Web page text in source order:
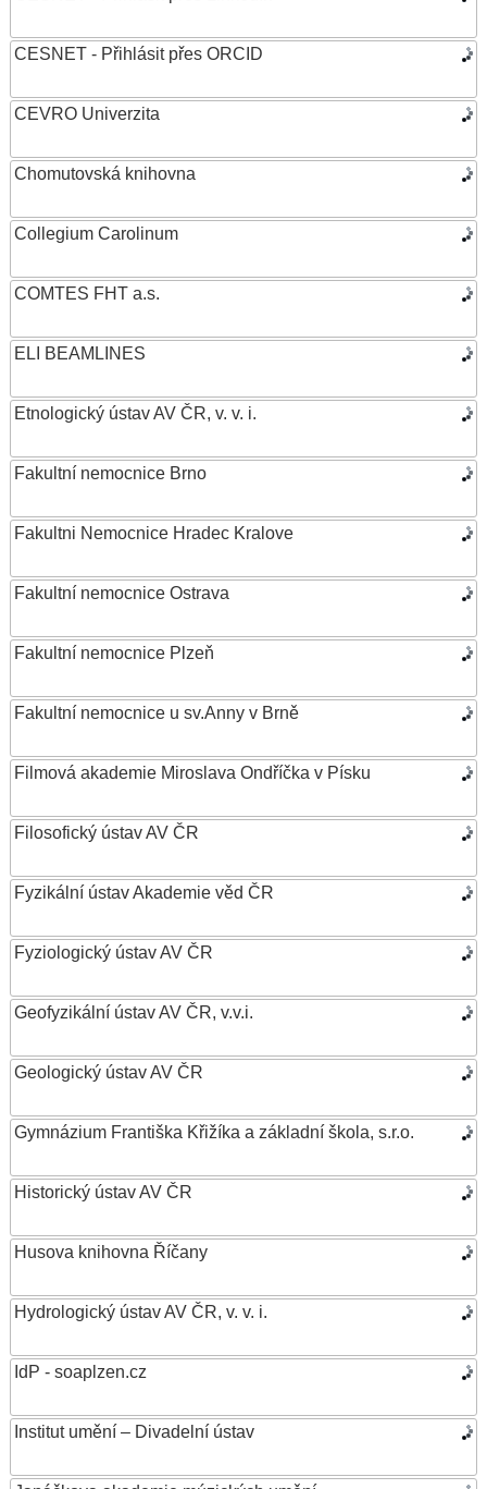
CESNET - Přihlásit přes ORCID
CEVRO Univerzita
Chomutovská knihovna
Collegium Carolinum
COMTES FHT a.s.
ELI BEAMLINES
Etnologický ústav AV ČR, v. v. i.
Fakultní nemocnice Brno
Fakultni Nemocnice Hradec Kralove
Fakultní nemocnice Ostrava
Fakultní nemocnice Plzeň
Fakultní nemocnice u sv.Anny v Brně
Filmová akademie Miroslava Ondříčka v Písku
Filosofický ústav AV ČR
Fyzikální ústav Akademie věd ČR
Fyziologický ústav AV ČR
Geofyzikální ústav AV ČR, v.v.i.
Geologický ústav AV ČR
Gymnázium Františka Křižíka a základní škola, s.r.o.
Historický ústav AV ČR
Husova knihovna Říčany
Hydrologický ústav AV ČR, v. v. i.
IdP - soaplzen.cz
Institut umění – Divadelní ústav